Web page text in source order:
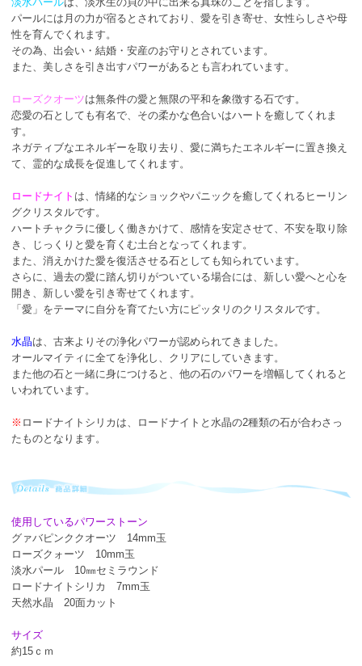
パールには月の力が宿るとされており、愛を引き寄せ、女性らしさや母
性を育んでくれます。
その為、出会い・結婚・安産のお守りとされています。
また、美しさを引き出すパワーがあるとも言われています。
ローズクオーツは無条件の愛と無限の平和を象徴する石です。
恋愛の石としても有名で、その柔かな色合いはハートを癒してくれま
す。
ネガティブなエネルギーを取り去り、愛に満ちたエネルギーに置き換え
て、霊的な成長を促進してくれます。
ロードナイト は、情緒的なショックやパニックを癒してくれるヒーリン
グクリスタルです。
ハートチャクラに優しく働きかけて、感情を安定させて、不安を取り除
き、じっくりと愛を育くむ土台となってくれます。
また、消えかけた愛を復活させる石としても知られています。
さらに、過去の愛に踏ん切りがついている場合には、新しい愛へと心を
開き、新しい愛を引き寄せてくれます。
「愛」をテーマに自分を育てたい方にピッタリのクリスタルです。
水晶は、古来よりその浄化パワーが認められてきました。
オールマイティに全てを浄化し、クリアにしていきます。
また他の石と一緒に身につけると、他の石のパワーを増幅してくれると
いわれています。
※ ロードナイトシリカは、ロードナイトと水晶の2種類の石が合わさっ
たものとなります。
使用しているパワーストーン
グァバピンククオーツ 14mm玉
ローズクォーツ 10mm玉
淡水パール 10㎜セミラウンド
ロードナイトシリカ 7mm玉
天然水晶 20面カット
サイズ
約15ｃｍ